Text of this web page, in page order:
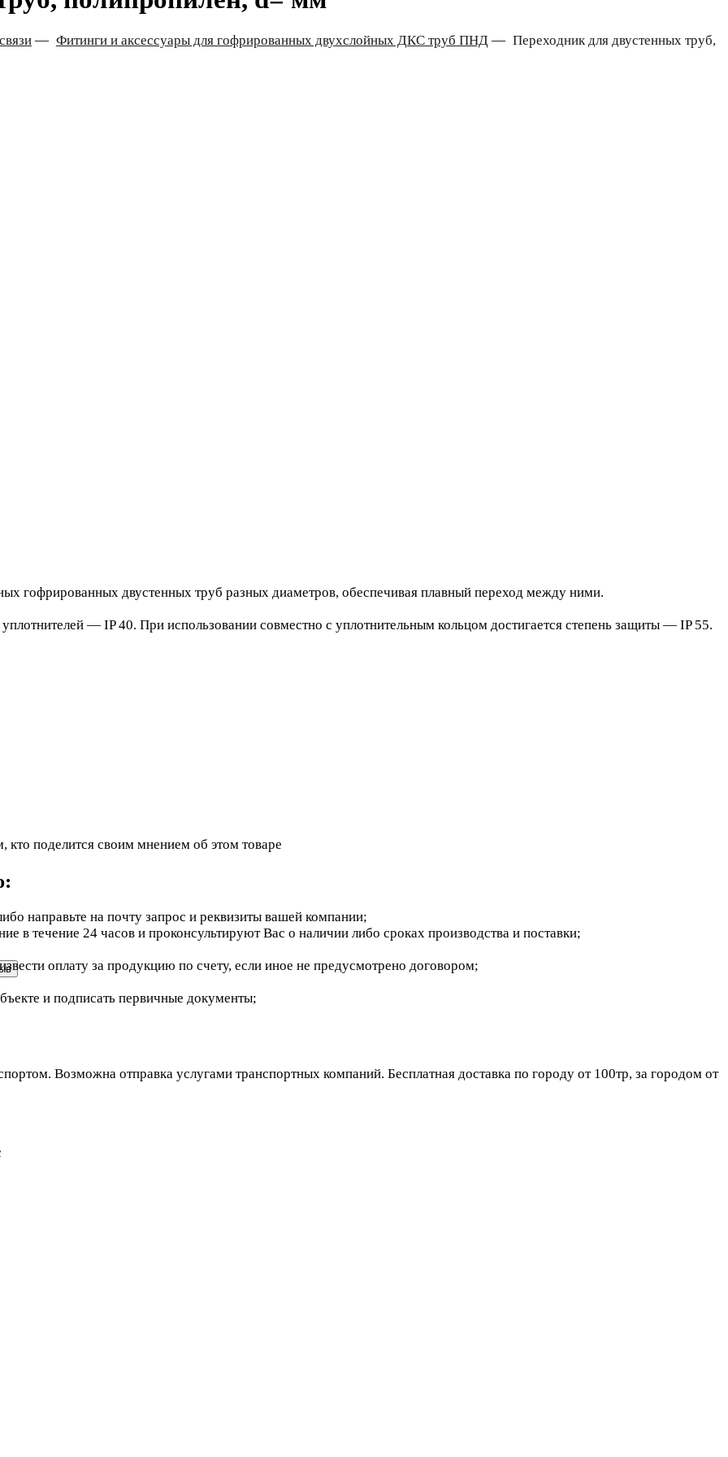
— Фитинги и аксессуары для гофрированных двухслойных ДКС труб ПНД — Переходник для двустенных труб,
гофрированных двустенных труб разных диаметров, обеспечивая плавный переход между ними.
— IP 40. При использовании совместно с уплотнительным кольцом достигается степень защиты — IP 55.
поделится своим мнением об этом товаре
направьте на почту запрос и реквизиты вашей компании;
в течение 24 часов и проконсультируют Вас о наличии либо сроках производства и поставки;
оплату за продукцию по счету, если иное не предусмотрено договором;
и подписать первичные документы;
Возможна отправка услугами транспортных компаний. Бесплатная доставка по городу от 100тр, за городом от